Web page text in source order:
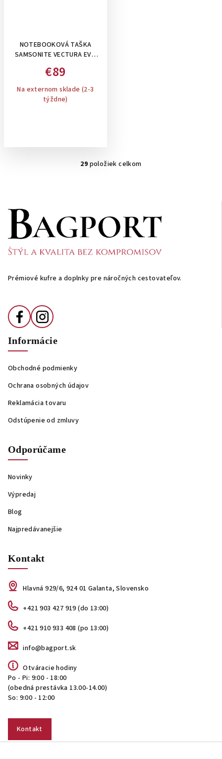
NOTEBOOKOVÁ TAŠKA
SAMSONITE VECTURA EVO
BLACK, 10 L
€89
Na externom sklade (2-3
týždne)
O
d
a
c
i
r
29 položiek celkom
Prémiové kufre a doplnky pre náročných cestovateľov.
Informácie
Obchodné podmienky
Ochrana osobných údajov
Reklamácia tovaru
Odstúpenie od zmluvy
Odporúčame
Novinky
Výpredaj
Blog
Najpredávanejšie
Kontakt
Hlavná 929/6, 924 01 Galanta, Slovensko
+421 903 427 919 (do 13:00)
+421 910 933 408 (po 13:00)
info@bagport.sk
Otváracie hodiny
Po - Pi: 9:00 - 18:00
(obedná prestávka 13.00-14.00)
So: 9:00 - 12:00
Kontakt